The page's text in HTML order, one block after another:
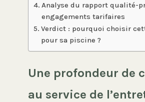
Analyse du rapport qualité-
engagements tarifaires
Verdict : pourquoi choisir
pour sa piscine ?
Une profondeur de
au service de